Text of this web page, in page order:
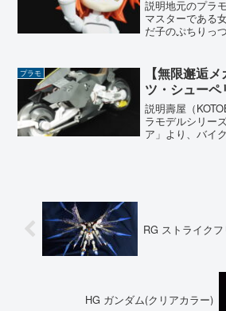
説明地元のプラ
マスターである
だ子のぷちりっ
組み立ては非常
などに比べると
プラモ
【無限邂逅
ツ・シューペ
説明壽屋（
ラモデルシリー
ア」より、バイ
RG ストライク
HG ガンダム(クリアカラー)